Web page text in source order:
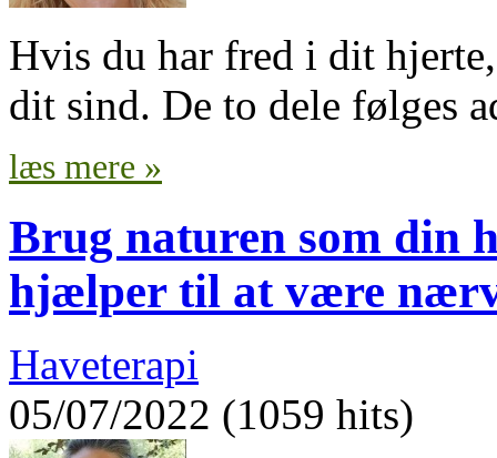
Hvis du har fred i dit
dit sind. De to dele følges
læs mere »
Brug naturen som din
hjælper til at være
Haveterapi
05/07/2022 (1059 hits)